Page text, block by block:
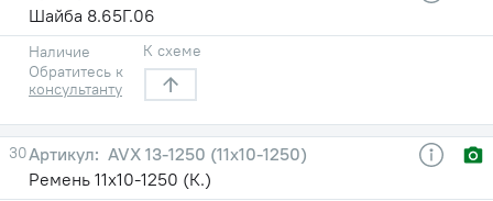
Шайба 8.65Г.06
Наличие
Обратитесь к
консультанту
К схеме
30
AVX 13-1250 (11х10-1250)
Ремень 11х10-1250 (К.)